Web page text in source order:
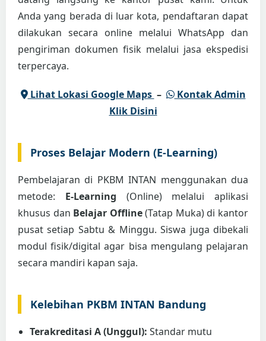
Anda yang berada di luar kota, pendaftaran dapat
dilakukan secara online melalui WhatsApp dan
pengiriman dokumen fisik melalui jasa ekspedisi
terpercaya.
Lihat Lokasi Google Maps –
Kontak Admin
Klik Disini
Proses Belajar Modern (E-Learning)
Pembelajaran di PKBM INTAN menggunakan dua
metode: E-Learning (Online) melalui aplikasi
khusus dan Belajar Offline(Tatap Muka) di kantor
pusat setiap Sabtu & Minggu. Siswa juga dibekali
modul fisik/digital agar bisa mengulang pelajaran
secara mandiri kapan saja.
Kelebihan PKBM INTAN Bandung
Terakreditasi A (Unggul): Standar mutu